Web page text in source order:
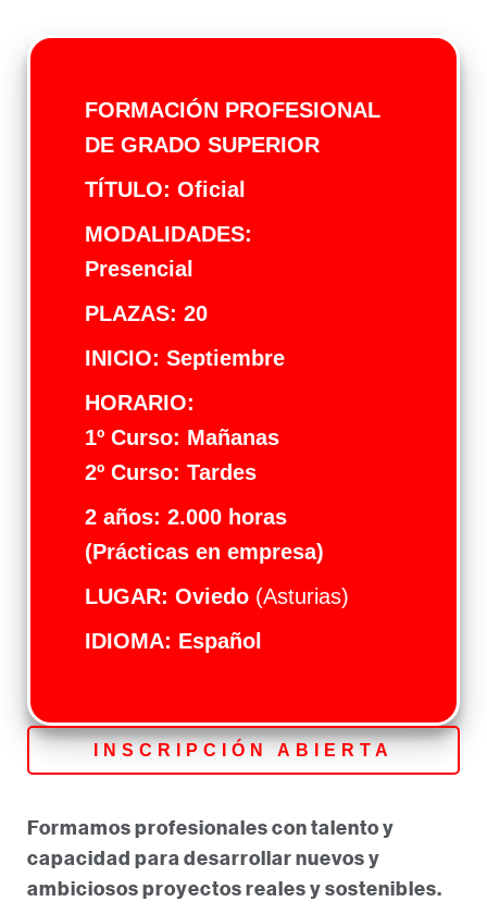
FORMACIÓN PROFESIONAL
DE GRADO SUPERIOR
TÍTULO: Oficial
MODALIDADES:
Presencial
PLAZAS: 20
INICIO: Septiembre
HORARIO:
1º Curso: Mañanas
2º Curso: Tardes
2 años: 2.000 horas
(Prácticas en empresa)
LUGAR: Oviedo (Asturias)
IDIOMA: Español
INSCRIPCIÓN ABIERTA
Formamos profesionales con talento y
capacidad para desarrollar nuevos y
ambiciosos proyectos reales y sostenibles.